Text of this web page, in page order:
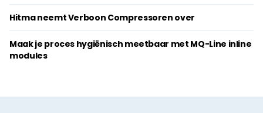
Hitma neemt Verboon Compressoren over
Maak je proces hygiënisch meetbaar met MQ-Line inline
modules